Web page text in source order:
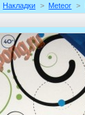
Накладки > Meteor >